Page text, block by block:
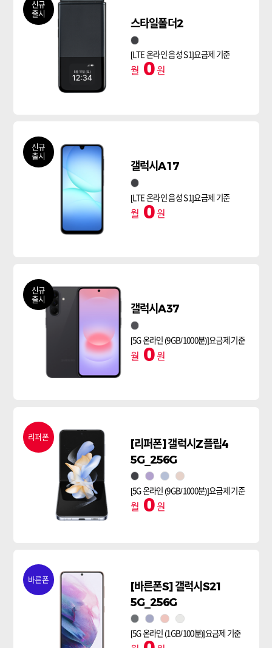
신규
출시
스타일폴더2
블랙
[LTE 온라인 음성 S1]요금제 기준
월 0원
신규
출시
갤럭시A17
블랙
[LTE 온라인 음성 S1]요금제 기준
월 0원
신규
출시
갤럭시A37
블랙
[5G 온라인 (9GB/1000분)]요금제 기준
월 0원
리퍼폰
[리퍼폰] 갤럭시Z플립4
5G_256G
그라파이트
보라퍼플
블루
핑크골드
[5G 온라인 (9GB/1000분)]요금제 기준
월 0원
바른폰
[바른폰S] 갤럭시S21
5G_256G
팬텀 그레이
팬텀 바이올렛
팬텀 핑크팬텀 화이트
[5G 온라인 (1GB/100분)]요금제 기준